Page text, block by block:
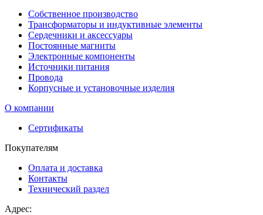
Собственное производство
Трансформаторы и индуктивные элементы
Сердечники и аксессуары
Постоянные магниты
Электронные компоненты
Источники питания
Провода
Корпусные и установочные изделия
О компании
Сертификаты
Покупателям
Оплата и доставка
Контакты
Технический раздел
Адрес: